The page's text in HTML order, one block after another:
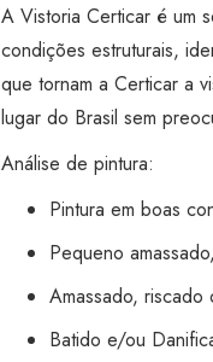
Super
Osasco
quantidade
A Vistoria Certicar é um
condições estruturais,
que tornam a Certicar a
lugar do Brasil sem
Análise de pintura:
Pintura em boas
Pequeno
Amassado, riscado
Batido e/ou